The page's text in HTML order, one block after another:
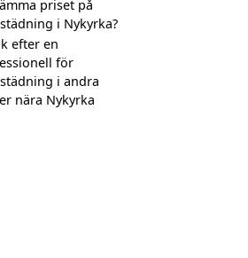
priset på
i Nykyrka?
efter en
för
i andra
nära Nykyrka